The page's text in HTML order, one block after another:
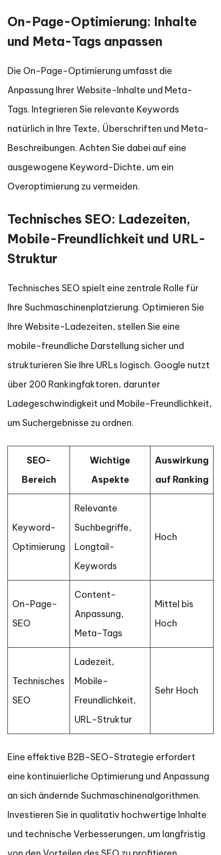
On-Page-Optimierung: Inhalte
und Meta-Tags anpassen
Die On-Page-Optimierung umfasst die
Anpassung Ihrer Website-Inhalte und Meta-
Tags. Integrieren Sie relevante Keywords
natürlich in Ihre Texte, Überschriften und Meta-
Beschreibungen. Achten Sie dabei auf eine
ausgewogene Keyword-Dichte, um ein
Overoptimierung zu vermeiden.
Technisches SEO: Ladezeiten,
Mobile-Freundlichkeit und URL-
Struktur
Technisches SEO spielt eine zentrale Rolle für
Ihre Suchmaschinenplatzierung. Optimieren Sie
Ihre Website-Ladezeiten, stellen Sie eine
mobile-freundliche Darstellung sicher und
strukturieren Sie Ihre URLs logisch. Google nutzt
über 200 Rankingfaktoren, darunter
Ladegeschwindigkeit und Mobile-Freundlichkeit,
um Suchergebnisse zu ordnen.
SEO-
Bereich
Wichtige
Aspekte
Auswirkung
auf Ranking
Keyword-
Optimierung
Relevante
Suchbegriffe,
Longtail-
Keywords
Hoch
On-Page-
SEO
Content-
Anpassung,
Meta-Tags
Mittel bis
Hoch
Technisches
SEO
Ladezeit,
Mobile-
Freundlichkeit,
URL-Struktur
Sehr Hoch
Eine effektive B2B-SEO-Strategie erfordert
eine kontinuierliche Optimierung und Anpassung
an sich ändernde Suchmaschinenalgorithmen.
Investieren Sie in qualitativ hochwertige Inhalte
und technische Verbesserungen, um langfristig